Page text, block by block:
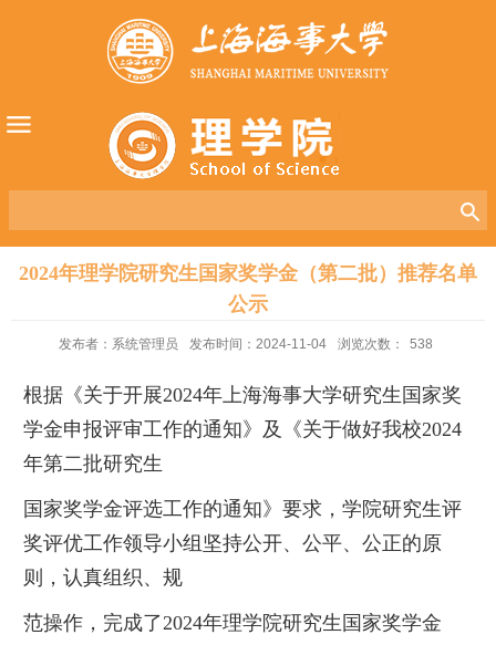
2024年理学院研究生国家奖学金（第二批）推荐名单
公示
发布者：系统管理员 发布时间：2024-11-04 浏览次数： 538
根据《关于开展2024年上海海事大学研究生国家奖
学金申报评审工作的通知》及《关于做好我校2024
年第二批研究生
国家奖学金评选工作的通知》要求，学院研究生评
奖评优工作领导小组坚持公开、公平、公正的原
则，认真组织、规
范操作，完成了2024年理学院研究生国家奖学金